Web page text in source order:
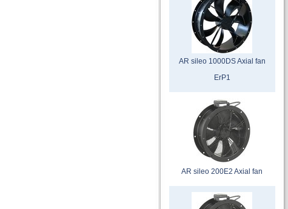
AR sileo 1000DS Axial fan
ErP1
AR sileo 200E2 Axial fan